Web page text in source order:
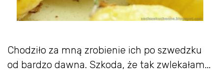
Chodziło za mną zrobienie ich po szwedzku
od bardzo dawna. Szkoda, że tak zwlekałam...